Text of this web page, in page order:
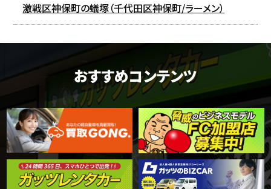
激戦区神保町の蟻塚（千代田区神保町/ラーメン）
おすすめコンテンツ